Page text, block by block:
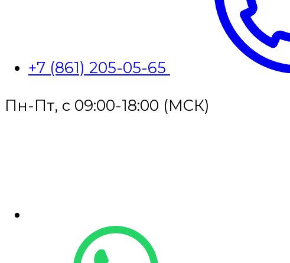
+7 (861) 205-05-65
Пн-Пт, с 09:00-18:00 (МСК)